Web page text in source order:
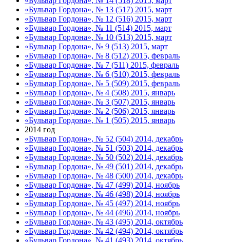
«Бульвар Гордона», № 13 (517) 2015, март
«Бульвар Гордона», № 12 (516) 2015, март
«Бульвар Гордона», № 11 (514) 2015, март
«Бульвар Гордона», № 10 (513) 2015, март
«Бульвар Гордона», № 9 (513) 2015, март
«Бульвар Гордона», № 8 (512) 2015, февраль
«Бульвар Гордона», № 7 (511) 2015, февраль
«Бульвар Гордона», № 6 (510) 2015, февраль
«Бульвар Гордона», № 5 (509) 2015, февраль
«Бульвар Гордона», № 4 (508) 2015, январь
«Бульвар Гордона», № 3 (507) 2015, январь
«Бульвар Гордона», № 2 (506) 2015, январь
«Бульвар Гордона», № 1 (505) 2015, январь
2014 год
«Бульвар Гордона», № 52 (504) 2014, декабрь
«Бульвар Гордона», № 51 (503) 2014, декабрь
«Бульвар Гордона», № 50 (502) 2014, декабрь
«Бульвар Гордона», № 49 (501) 2014, декабрь
«Бульвар Гордона», № 48 (500) 2014, декабрь
«Бульвар Гордона», № 47 (499) 2014, ноябрь
«Бульвар Гордона», № 46 (498) 2014, ноябрь
«Бульвар Гордона», № 45 (497) 2014, ноябрь
«Бульвар Гордона», № 44 (496) 2014, ноябрь
«Бульвар Гордона», № 43 (495) 2014, октябрь
«Бульвар Гордона», № 42 (494) 2014, октябрь
«Бульвар Гордона», № 41 (493) 2014, октябрь